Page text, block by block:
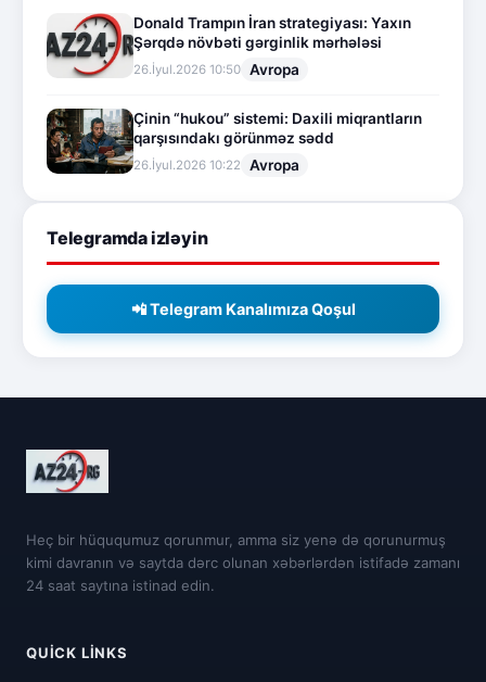
Donald Trampın İran strategiyası: Yaxın
Şərqdə növbəti gərginlik mərhələsi
26.İyul.2026 10:50 Avropa
Çinin “hukou” sistemi: Daxili miqrantların
qarşısındakı görünməz sədd
26.İyul.2026 10:22 Avropa
Telegramda izləyin
📲 Telegram Kanalımıza Qoşul
Heç bir hüququmuz qorunmur, amma siz yenə də qorunurmuş
kimi davranın və saytda dərc olunan xəbərlərdən istifadə zamanı
24 saat saytına istinad edin.
QUICK LINKS